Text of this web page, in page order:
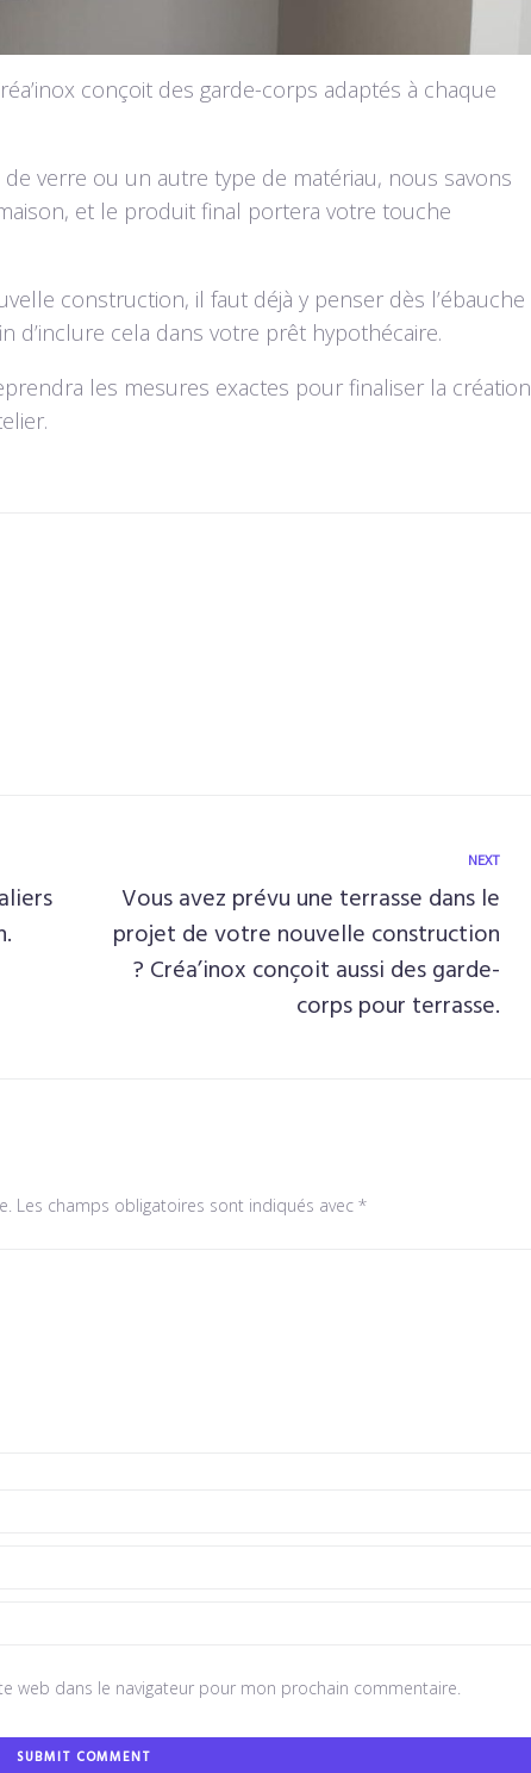
conçoit des garde-corps adaptés à chaque
verre ou un autre type de matériau, nous savons
et le produit final portera votre touche
construction, il faut déjà y penser dès l’ébauche
d’inclure cela dans votre prêt hypothécaire.
les mesures exactes pour finaliser la création
NEXT
Vous avez prévu une terrasse dans le
projet de votre nouvelle construction
? Créa’inox conçoit aussi des garde-
corps pour terrasse.
Les champs obligatoires sont indiqués avec *
web dans le navigateur pour mon prochain commentaire.